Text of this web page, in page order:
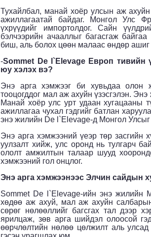
Тухайлбал, манай хоёр улсын аж
ажиллагаатай байдаг. Монгол Улс
үхрүүдийг импортолдог. Сайн
бэлчээрийн ачааллыг багасгаж
биш, аль болох цөөн малаас өндөр
-Sommet De l`Elevage Европ тивийн
юу хэлэх вэ?
Энэ арга хэмжээг би хувьдаа олон
тооцогддог мал аж ахуйн үзэсгэлэн.
Манай хоёр улс урт удаан хугацааны
ажиллагаа чухал гэдгийг батлан
энэ жилийн De l`Elevage-д Монгол Улсыг
Энэ арга хэмжээний үеэр төр засгийн
уулзалт хийж, улс оронд нь тулгарч
ололт амжилтын талаар шууд
хэмжээний гол онцлог.
Энэ арга хэмжээнээс Элчин сайдын
Sommet De
l`Elevage-ийн энэ жилийн
хөдөө аж ахуй, мал аж ахуйн
сөрөг нөлөөллийг багсгах тал дээр
ярилцаж, зөв арга шийдэл олоосой
өөрчлөлтийн нөлөө цөлжилт аль